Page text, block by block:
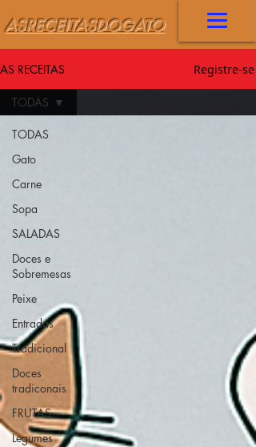
ASRECEITASDOGATO
AS RECEITAS Registre-se
TODAS
Gato
Carne
Sopa
SALADAS
Doces e
Sobremesas
Peixe
Entradas
Tradicional
Doces
tradiconais
FRUTAS
Legumes
TODAS